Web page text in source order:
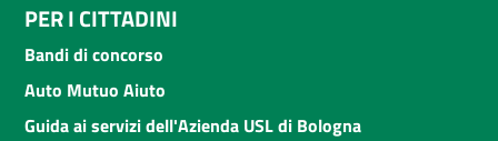
PER I CITTADINI
Bandi di concorso
Auto Mutuo Aiuto
Guida ai servizi dell'Azienda USL di Bologna